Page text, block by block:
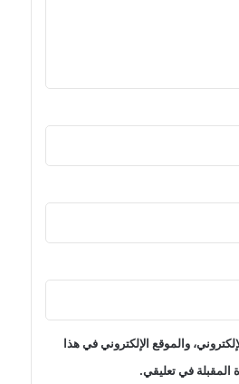
والموقع الإلكتروني في هذا
المقبلة في تعليقي.